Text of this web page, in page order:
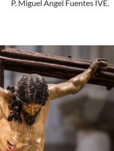
P. Miguel Angel Fuentes IVE.